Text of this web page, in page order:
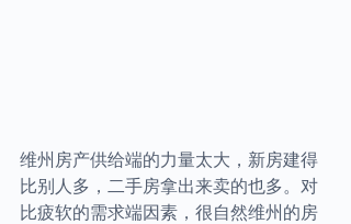
维州房产供给端的力量太大，新房建得
比别人多，二手房拿出来卖的也多。对
比疲软的需求端因素，很自然维州的房